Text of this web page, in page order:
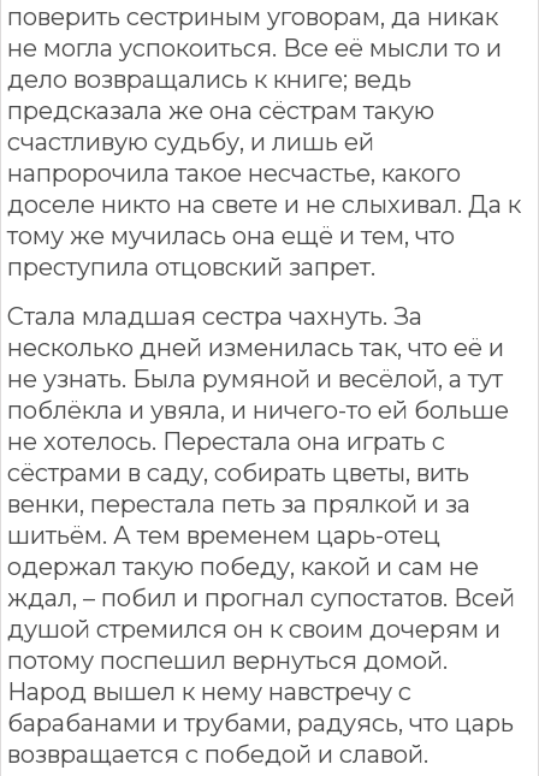
поверить сестриным уговорам, да никак
не могла успокоиться. Все её мысли то и
дело возвращались к книге; ведь
предсказала же она сёстрам такую
счастливую судьбу, и лишь ей
напророчила такое несчастье, какого
доселе никто на свете и не слыхивал. Да к
тому же мучилась она ещё и тем, что
преступила отцовский запрет.
Стала младшая сестра чахнуть. За
несколько дней изменилась так, что её и
не узнать. Была румяной и весёлой, а тут
поблёкла и увяла, и ничего-то ей больше
не хотелось. Перестала она играть с
сёстрами в саду, собирать цветы, вить
венки, перестала петь за прялкой и за
шитьём. А тем временем царь-отец
одержал такую победу, какой и сам не
ждал, – побил и прогнал супостатов. Всей
душой стремился он к своим дочерям и
потому поспешил вернуться домой.
Народ вышел к нему навстречу с
барабанами и трубами, радуясь, что царь
возвращается с победой и славой.